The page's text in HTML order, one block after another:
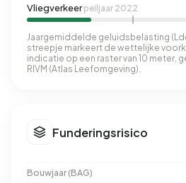
Vliegverkeerpeiljaar 2022
Jaargemiddelde geluidsbelasting
streepje markeert de wettelijke
indicatie op een raster van 10 meter,
RIVM (Atlas Leefomgeving).
Funderingsrisico
Bouwjaar (BAG)